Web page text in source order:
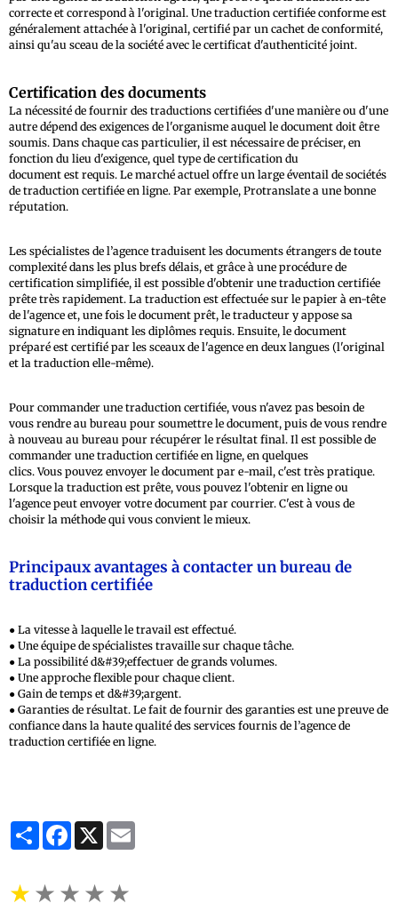
correcte et correspond à l'original. Une traduction certifiée conforme est
généralement attachée à l'original, certifié par un cachet de conformité,
ainsi qu'au sceau de la société avec le certificat d'authenticité joint.
Certification des documents
La nécessité de fournir des traductions certifiées d'une manière ou d'une
autre dépend des exigences de l'organisme auquel le document doit être
soumis. Dans chaque cas particulier, il est nécessaire de préciser, en
fonction du lieu d'exigence, quel type de certification du
document est requis. Le marché actuel offre un large éventail de sociétés
de traduction certifiée en ligne. Par exemple, Protranslate a une bonne
réputation.
Les spécialistes de l’agence traduisent les documents étrangers de toute
complexité dans les plus brefs délais, et grâce à une procédure de
certification simplifiée, il est possible d'obtenir une traduction certifiée
prête très rapidement. La traduction est effectuée sur le papier à en-tête
de l'agence et, une fois le document prêt, le traducteur y appose sa
signature en indiquant les diplômes requis. Ensuite, le document
préparé est certifié par les sceaux de l'agence en deux langues (l'original
et la traduction elle-même).
Pour commander une traduction certifiée, vous n'avez pas besoin de
vous rendre au bureau pour soumettre le document, puis de vous rendre
à nouveau au bureau pour récupérer le résultat final. Il est possible de
commander une traduction certifiée en ligne, en quelques
clics. Vous pouvez envoyer le document par e-mail, c'est très pratique.
Lorsque la traduction est prête, vous pouvez l'obtenir en ligne ou
l'agence peut envoyer votre document par courrier. C'est à vous de
choisir la méthode qui vous convient le mieux.
Principaux avantages à contacter un bureau de
traduction certifiée
● La vitesse à laquelle le travail est effectué.
● Une équipe de spécialistes travaille sur chaque tâche.
● La possibilité d&#39;effectuer de grands volumes.
● Une approche flexible pour chaque client.
● Gain de temps et d&#39;argent.
● Garanties de résultat. Le fait de fournir des garanties est une preuve de
confiance dans la haute qualité des services fournis de l’agence de
traduction certifiée en ligne.
PartagerFacebook
X
★★★★★